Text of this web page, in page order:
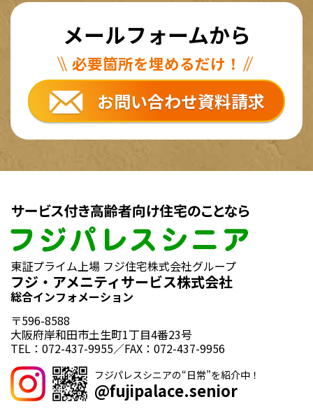
メールフォームから
必要箇所を埋めるだけ！
お問い合わせ資料請求
東証プライム上場 フジ住宅株式会社グループ
フジ・アメニティサービス株式会社
総合インフォメーション
〒596-8588
大阪府岸和田市土生町1丁目4番23号
TEL：072-437-9955／FAX：072-437-9956
フジパレスシニアの“日常”を紹介中！
@fujipalace.senior